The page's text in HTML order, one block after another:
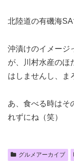
北陸道の有磯海
沖漬けのイメージ
が、川村水産のほ
はしませんし、ま
あ、食べる時はそ
れずにね（笑）
グルメアーカイブ